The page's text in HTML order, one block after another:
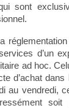
sont
d’un
ad hoc.
d’achat
au vendredi,